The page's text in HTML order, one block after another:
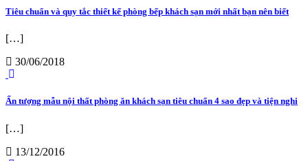
Tiêu chuẩn và quy tắc thiết kế phòng bếp khách sạn mới nhất bạn nên biết
[…]
30/06/2018
Ấn tượng mẫu nội thất phòng ăn khách sạn tiêu chuẩn 4 sao đẹp và tiện nghi
[…]
13/12/2016